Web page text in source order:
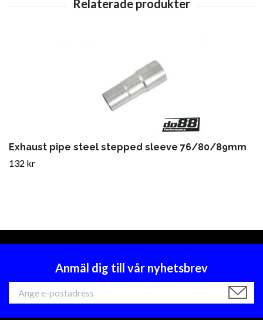
Exhaust pipe steel stepped sleeve 76/80/89mm
132 kr
Anmäl dig till vår nyhetsbrev